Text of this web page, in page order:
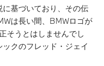
基づいており、その伝
は長い間、BMWロゴが
そうとはしませんでし
クのフレッド・ジェイ